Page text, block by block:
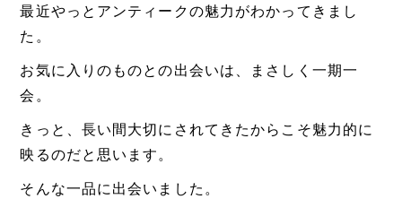
最近やっとアンティークの魅力がわかってきまし
た。
お気に入りのものとの出会いは、まさしく一期一
会。
きっと、長い間大切にされてきたからこそ魅力的に
映るのだと思います。
そんな一品に出会いました。